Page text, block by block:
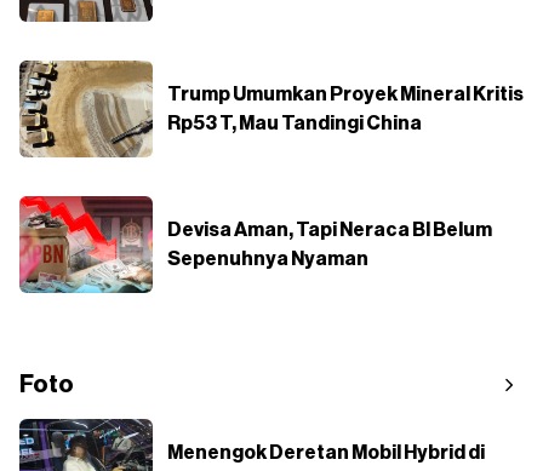
Trump Umumkan Proyek Mineral Kritis
Rp53 T, Mau Tandingi China
Devisa Aman, Tapi Neraca BI Belum
Sepenuhnya Nyaman
Foto
Menengok Deretan Mobil Hybrid di